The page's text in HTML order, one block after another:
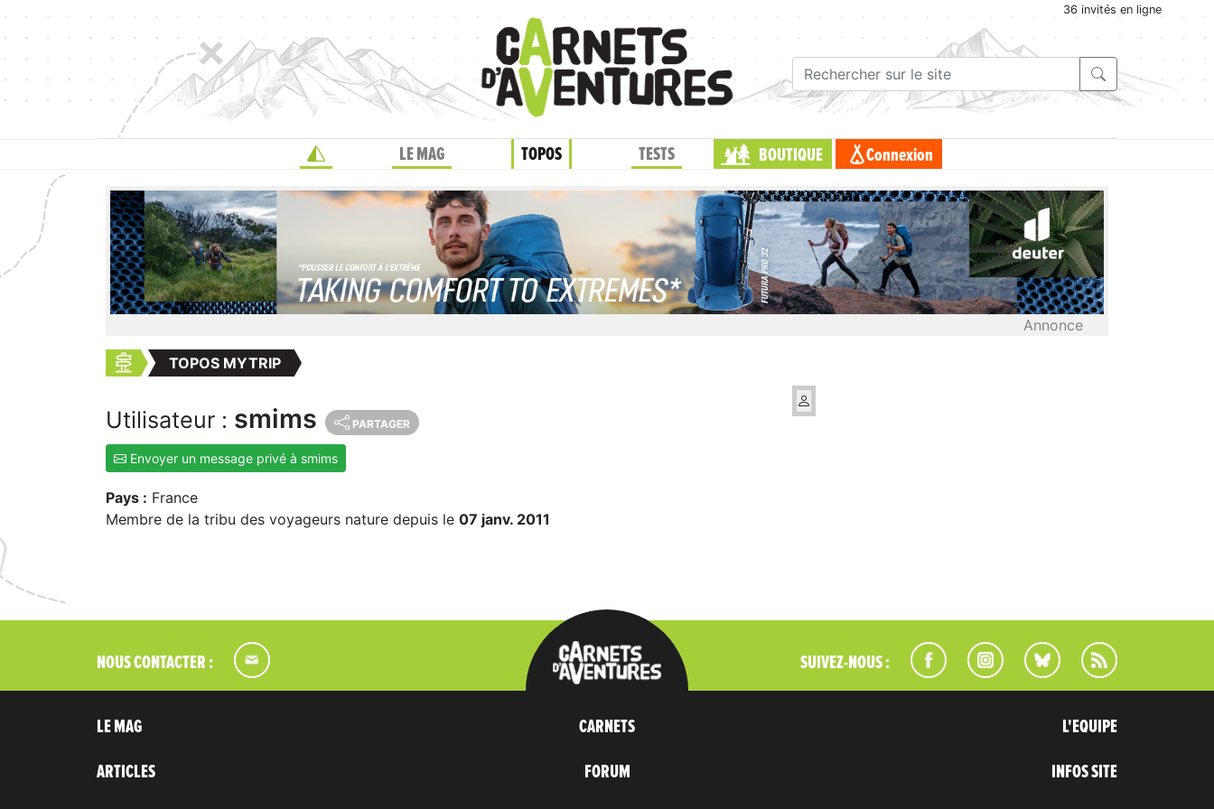
36 invités en ligne
LE MAG TOPOS TESTS BOUTIQUE Connexion
Annonce
TOPOS MYTRIP
Utilisateur : smims PARTAGER
Envoyer un message privé à smims
Pays : France
Membre de la tribu des voyageurs nature depuis le 07 janv. 2011
NOUS CONTACTER : SUIVEZ-NOUS :
LE MAG
ARTICLES
CARNETS
FORUM
L'EQUIPE
INFOS SITE